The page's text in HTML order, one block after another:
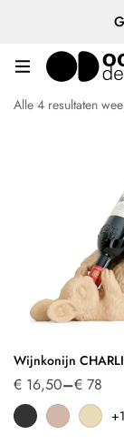
Alle 4 resultaten
Wijnkonijn
€ 16,50–€ 78
+1